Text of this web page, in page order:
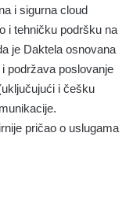
i sigurna cloud
i tehničku podršku na
je Daktela osnovana
podržava poslovanje
i češku
pričao o uslugama